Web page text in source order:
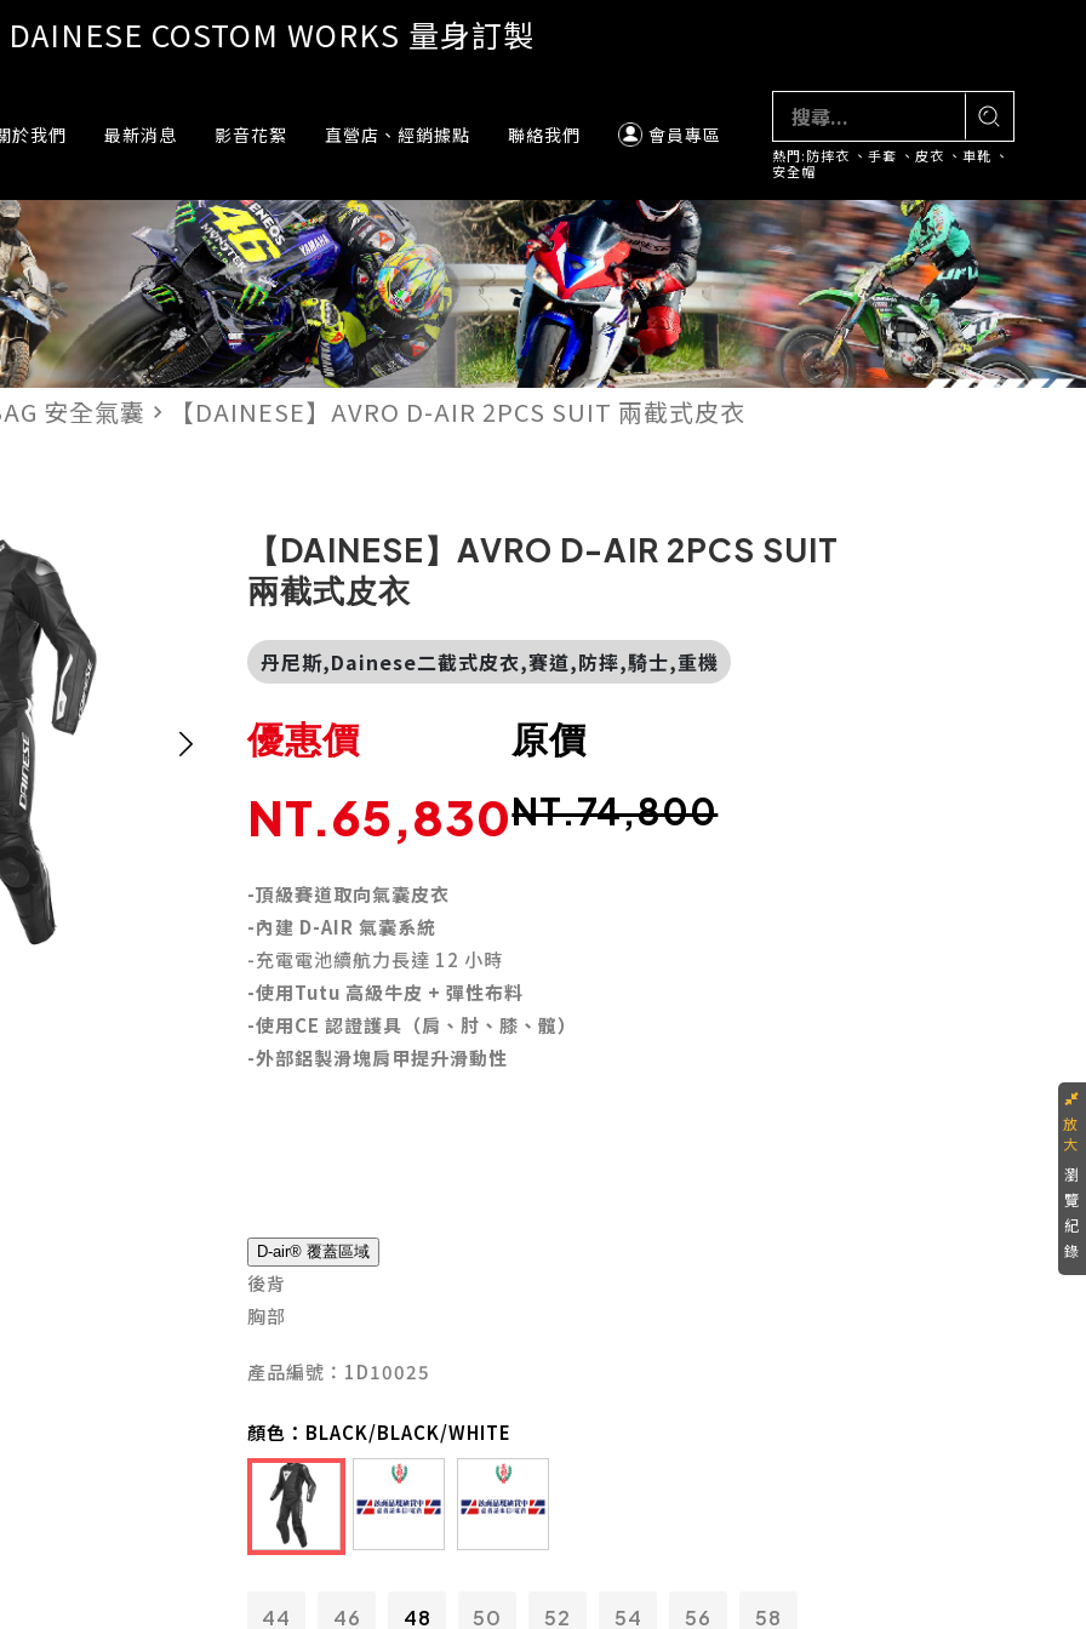
DAINESE COSTOM WORKS 量身訂製
於我們 最新消息 影音花絮 直營店、經銷據點 聯絡我們 會員專區
熱門:防摔衣 、手套 、 皮衣 、車靴 、
安全帽
安全氣囊 navigate_next 【DAINESE】AVRO D-AIR 2PCS SUIT 兩截式皮衣
【DAINESE】AVRO D-AIR 2PCS SUIT
兩截式皮衣
丹尼斯,Dainese二截式皮衣,賽道,防摔,騎士,重機
原價
NT.74,800
優惠價
NT.65,830
-頂級賽道取向氣囊皮衣
-內建 D-AIR 氣囊系統
-充電電池續航力長達 12 小時
-使用Tutu 高級牛皮 + 彈性布料
-使用CE 認證護具（肩、肘、膝、髖）
-外部鋁製滑塊肩甲提升滑動性
D-air® 覆蓋區域
後背
胸部
產品編號：1D10025
顏色： BLACK/BLACK/WHITE
44 46 48 50 52 54 56 58
瀏
覽
紀
錄